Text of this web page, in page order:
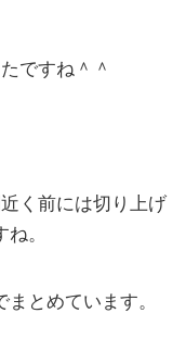
ですね＾＾
く前には切り上げ
。
とめています。